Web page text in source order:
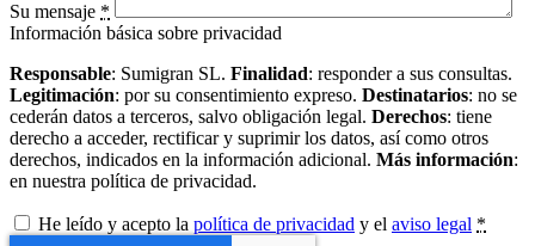
Su mensaje *
Información básica sobre privacidad
Responsable: Sumigran SL. Finalidad: responder a sus consultas.
Legitimación: por su consentimiento expreso. Destinatarios: no se
cederán datos a terceros, salvo obligación legal. Derechos: tiene
derecho a acceder, rectificar y suprimir los datos, así como otros
derechos, indicados en la información adicional. Más información:
en nuestra política de privacidad.
He leído y acepto la política de privacidad y el aviso legal *